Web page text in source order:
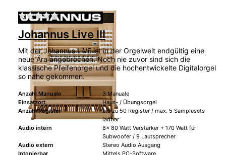
Zu diesem Produkt liegen noch keine
Johannus Live III
Mit der Johannus LiVE ist in der Orgelwelt endgültig eine
neue Ära angebrochen. Noch nie zuvor sind sich die
klassische Pfeifenorgel und die hochentwickelte Digitalorgel
so nahe gekommen.
Anzahl Manuale
3 Manuale
Einsatzort
Haus- / Übungsorgel
Anzahl Register
bis zu 50 Register / max. 5 Samplesets
ladbar
Audio intern
8x 80 Watt Verstärker + 170 Watt für
Subwoofer / 9 Lautsprecher
Audio extern
Stereo Audio Ausgang